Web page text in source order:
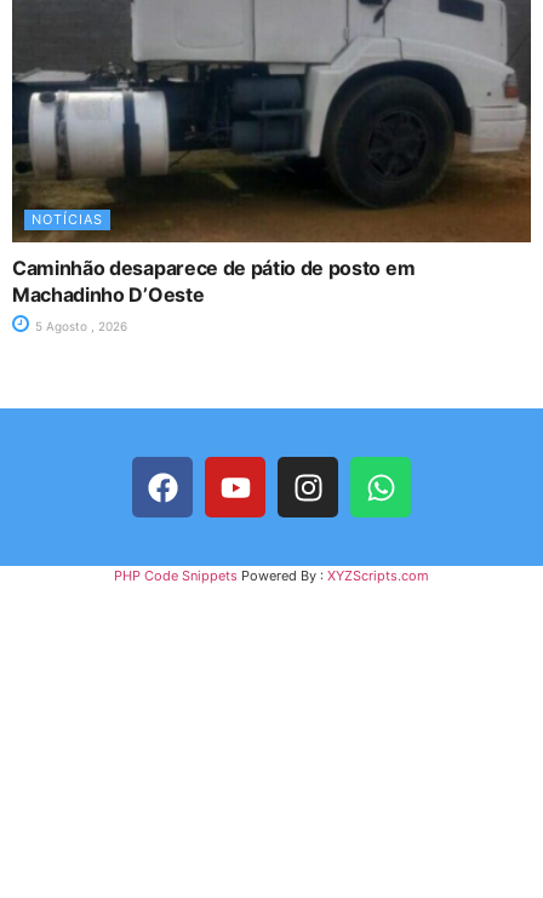
NOTÍCIAS
Caminhão desaparece de pátio de posto em
Machadinho D’Oeste
5 Agosto , 2026
PHP Code Snippets Powered By : XYZScripts.com